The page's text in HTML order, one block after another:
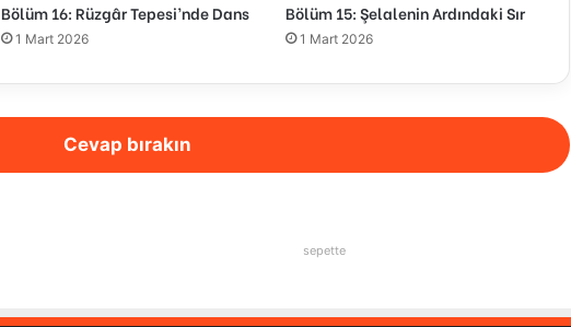
Bölüm 16: Rüzgâr Tepesi’nde Dans
1 Mart 2026
Bölüm 15: Şelalenin Ardındaki Sır
1 Mart 2026
Cevap bırakın
sepette